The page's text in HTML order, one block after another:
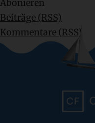
Abonieren
Beiträge (RSS)
Kommentare (RSS)